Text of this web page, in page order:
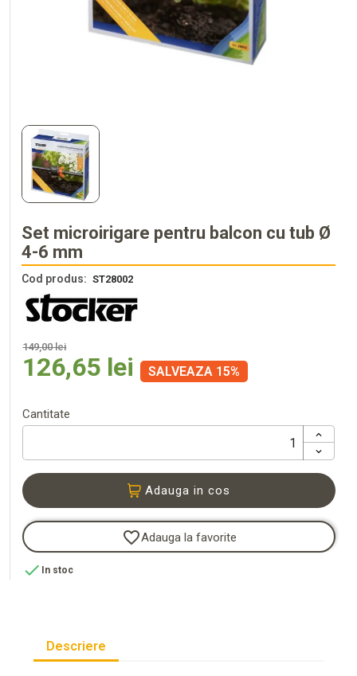
Set microirigare pentru balcon cu tub Ø
4-6 mm
Cod produs: ST28002
149,00 lei
126,65 lei SALVEAZA 15%
Cantitate
Adauga in cos
favorite_borderAdauga la favorite
 In stoc
Descriere